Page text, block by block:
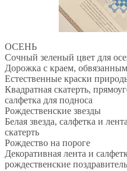
ОСЕНЬ
Сочный зеленый цвет для
Дорожка с краем,
Естественные краски
Квадратная скатерть,
салфетка для подноса
Рождественские звезды
Белая звезда, салфетка и
скатерть
Рождество на пороге
Декоративная лента и
рождественские